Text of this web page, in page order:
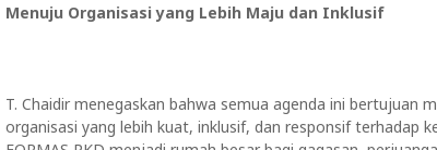
Menuju Organisasi yang Lebih Maju dan Inklusif
T. Chaidir menegaskan bahwa semua agenda ini bertujuan
organisasi yang lebih kuat, inklusif, dan responsif terhadap